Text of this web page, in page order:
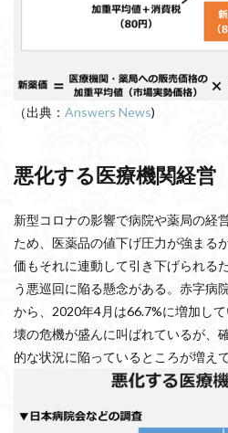
（出典： Answers News)
悪化する医療機関経営
新型コロナの影響で病院や薬局の経
ため、医薬品の値下げ圧力が強まる
価もそれに連動して引き下げられる
う悪巡回に陥る懸念がある。赤字病
から、2020年4月は66.7%に増加し
壊の危機が盛んに叫ばれているが、
的な状況に陥っているところが増え